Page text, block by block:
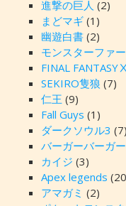
進撃の巨人 (2)
まどマギ(1)
幽遊白書(2)
モンスターファ
FINAL FANTASYⅩ
SEKIRO隻狼 (7)
仁王 (9)
Fall Guys (1)
ダークソウル3 (7)
バーガーバーガ
カイジ (3)
Apex legends
アマガミ (2)